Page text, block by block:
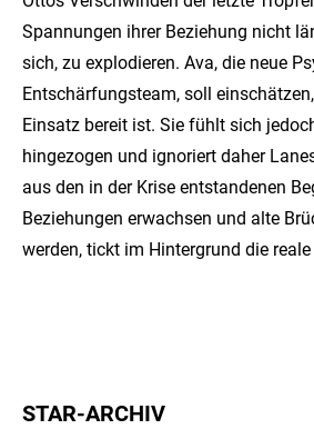
Spannungen ihrer Beziehung nicht
sich, zu explodieren. Ava, die neue
Entschärfungsteam, soll
Einsatz bereit ist. Sie fühlt sich
hingezogen und ignoriert daher
aus den in der Krise entstandenen
Beziehungen erwachsen und alte
werden, tickt im Hintergrund die
STAR-ARCHIV